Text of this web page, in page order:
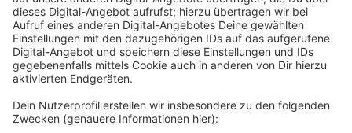
Jahren eine Entscheidung getroffen - passiert sei
seitdem wenig. Heute Abend geht es im Stadtrat
darum, ob das Kesselhaus oder das Seidenweberhaus
zukünftig die Veranstaltungshalle in krefeld sein wird.